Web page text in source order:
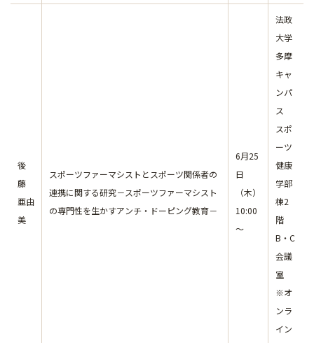
後
藤
亜由
美
スポーツファーマシストとスポーツ関係者の
連携に関する研究－スポーツファーマシスト
の専門性を生かすアンチ・ドーピング教育－
6月25
日
（木）
10:00
～
法政
大学
多摩
キャ
ンパ
ス
スポ
ーツ
健康
学部
棟2
階
B・C
会議
室
※オ
ンラ
イン